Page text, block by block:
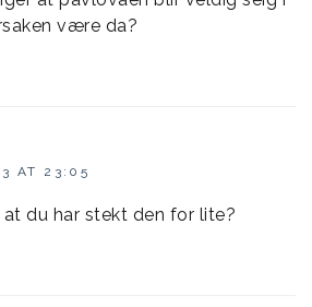
være da?
AT 23:05
du har stekt den for lite?